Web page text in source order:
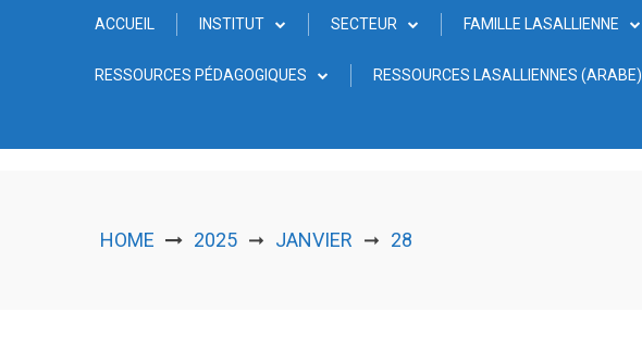
ACCUEIL INSTITUT SECTEUR FAMILLE LASALLIENNE
RESSOURCES PÉDAGOGIQUES RESSOURCES LASALLIENNES (ARABE)
HOME 2025 ➞ JANVIER ➞ 28